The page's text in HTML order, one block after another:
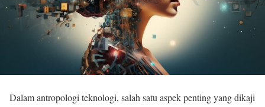
Dalam antropologi teknologi, salah satu aspek penting yang dikaji